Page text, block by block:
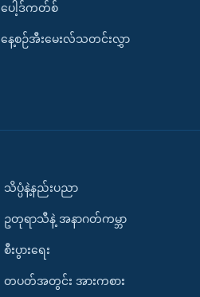
ပေါ့ဒ်ကတ်စ်
နေ့စဉ်အီးမေးလ်သတင်းလွှာ
သိပ္ပံနဲ့နည်းပညာ
ဥတုရာသီနဲ့ အနာဂတ်ကမ္ဘာ
စီးပွားရေး
တပတ်အတွင်း အားကစား